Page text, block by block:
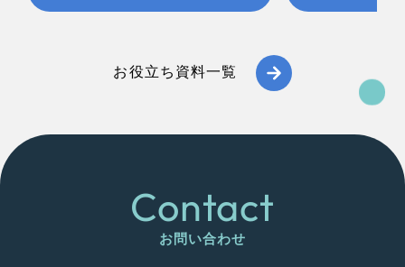
お役立ち資料一覧
Contact
お問い合わせ